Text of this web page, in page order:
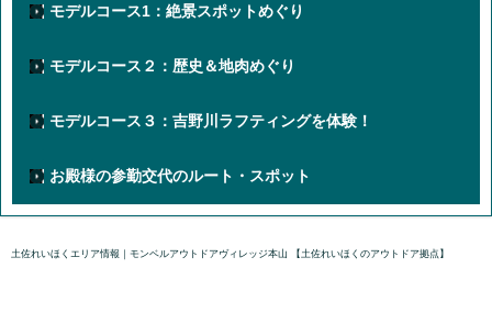
モデルコース1：絶景スポットめぐり
モデルコース２：歴史＆地肉めぐり
モデルコース３：吉野川ラフティングを体験！
お殿様の参勤交代のルート・スポット
土佐れいほくエリア情報｜モンベルアウトドアヴィレッジ本山 【土佐れいほくのアウトドア拠点】